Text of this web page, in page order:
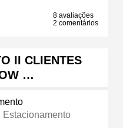
8 avaliações
2 comentários
II CLIENTES
…
Estacionamento